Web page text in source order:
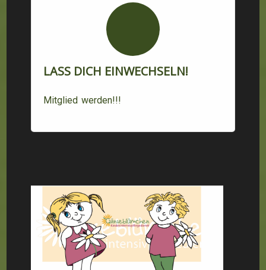
LASS DICH EINWECHSELN!
Mitglied werden!!!